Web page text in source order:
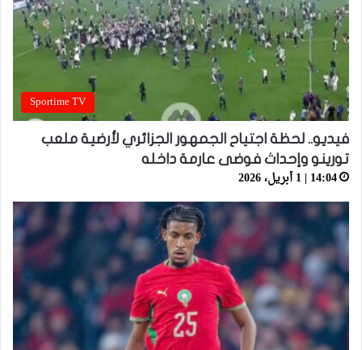
Sportime TV
فيديو.. لحظة اجتياح الجمهور الجزائري لأرضية ملعب
تورينو وإحداث فوضى عارمة داخله
14:04 | 1 أبريل، 2026